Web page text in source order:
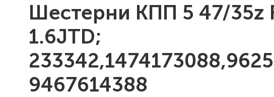
Шестерни КПП 5 47/35z
1.6JTD;
9467614388